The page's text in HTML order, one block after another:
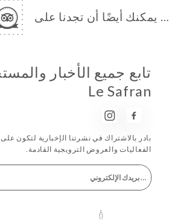
… يمكنك أيضًا أن تجدنا على
تابع جميع الأخبار
Le Safran
بادر بالاشتراك في نشرتنا الإخبارية لتكون
الفعاليات والعروض الترويجية القادمة.